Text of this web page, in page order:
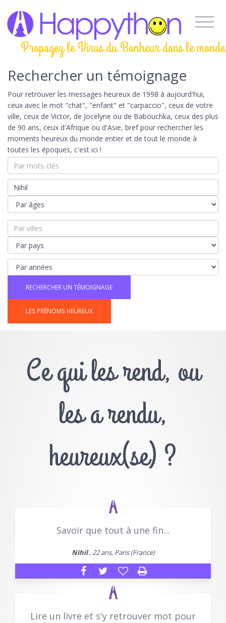
Propagez le Virus du Bonheur dans le monde
Rechercher un témoignage
Pour retrouver les messages heureux de 1998 à aujourd'hui,
ceux avec le mot "chat", "enfant" et "carpaccio", ceux de votre
ville, ceux de Victor, de Jocelyne ou de Babouchka, ceux des plus
de 90 ans, ceux d'Afrique ou d'Asie, bref pour rechercher les
moments heureux du monde entier et de tout le monde à
toutes les époques, c'est ici !
LES PRÉNOMS HEUREUX
Ce qui les rend, ou
les a rendu,
heureux(se) ?
Savoir que tout à une fin...
Nihil, 22 ans, Paris (France)
Lire un livre et s'y retrouver mot pour